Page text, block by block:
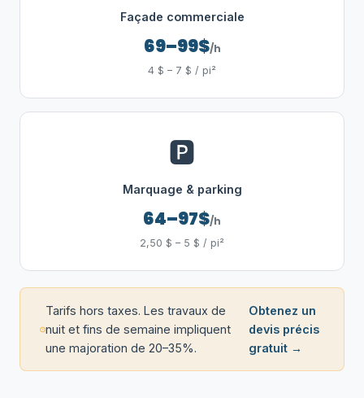
Façade commerciale
69–99$/h
4 $ – 7 $ / pi²
🅿️
Marquage & parking
64–97$/h
2,50 $ – 5 $ / pi²
Tarifs hors taxes. Les travaux de
nuit et fins de semaine impliquent
une majoration de 20–35%.
Obtenez un
devis précis
gratuit →